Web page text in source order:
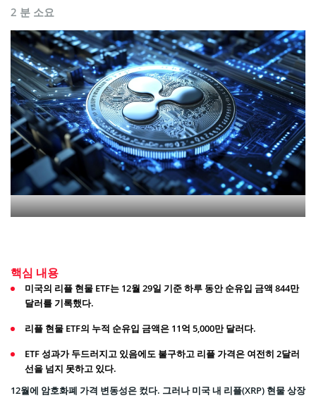
2 분 소요
핵심 내용
미국의 리플 현물 ETF는 12월 29일 기준 하루 동안 순유입 금액 844만
달러를 기록했다.
리플 현물 ETF의 누적 순유입 금액은 11억 5,000만 달러다.
ETF 성과가 두드러지고 있음에도 불구하고 리플 가격은 여전히 2달러
선을 넘지 못하고 있다.
12월에 암호화폐 가격 변동성은 컸다. 그러나 미국 내 리플(XRP) 현물 상장